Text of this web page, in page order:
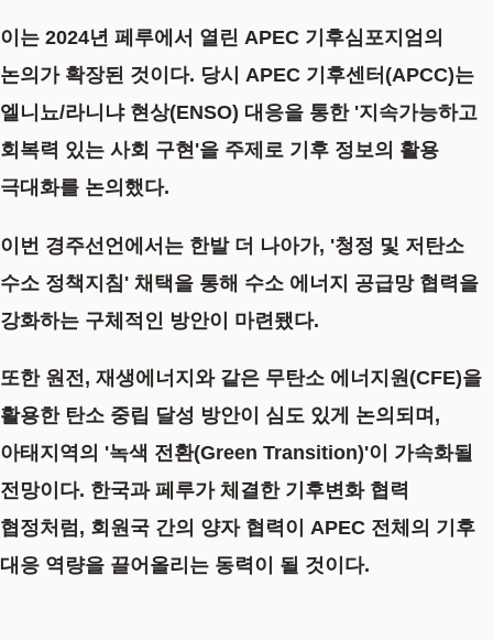
이는 2024년 페루에서 열린 APEC 기후심포지엄의
논의가 확장된 것이다. 당시 APEC 기후센터(APCC)는
엘니뇨/라니냐 현상(ENSO) 대응을 통한 '지속가능하고
회복력 있는 사회 구현'을 주제로 기후 정보의 활용
극대화를 논의했다.
이번 경주선언에서는 한발 더 나아가, '청정 및 저탄소
수소 정책지침' 채택을 통해 수소 에너지 공급망 협력을
강화하는 구체적인 방안이 마련됐다.
또한 원전, 재생에너지와 같은 무탄소 에너지원(CFE)을
활용한 탄소 중립 달성 방안이 심도 있게 논의되며,
아태지역의 '녹색 전환(Green Transition)'이 가속화될
전망이다. 한국과 페루가 체결한 기후변화 협력
협정처럼, 회원국 간의 양자 협력이 APEC 전체의 기후
대응 역량을 끌어올리는 동력이 될 것이다.